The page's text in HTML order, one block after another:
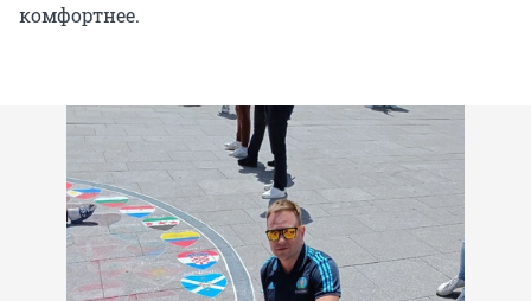
комфортнее.